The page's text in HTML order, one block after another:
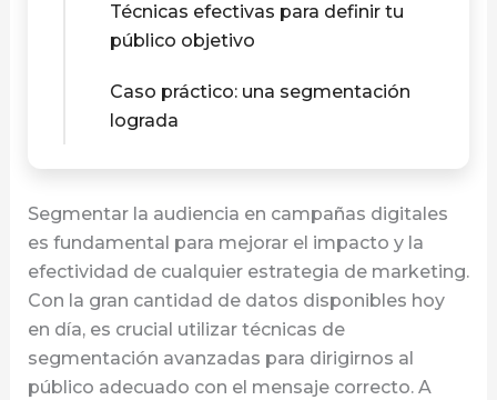
Técnicas efectivas para definir tu
público objetivo
Caso práctico: una segmentación
lograda
Segmentar la audiencia en campañas digitales
es fundamental para mejorar el impacto y la
efectividad de cualquier estrategia de marketing.
Con la gran cantidad de datos disponibles hoy
en día, es crucial utilizar técnicas de
segmentación avanzadas para dirigirnos al
público adecuado con el mensaje correcto. A